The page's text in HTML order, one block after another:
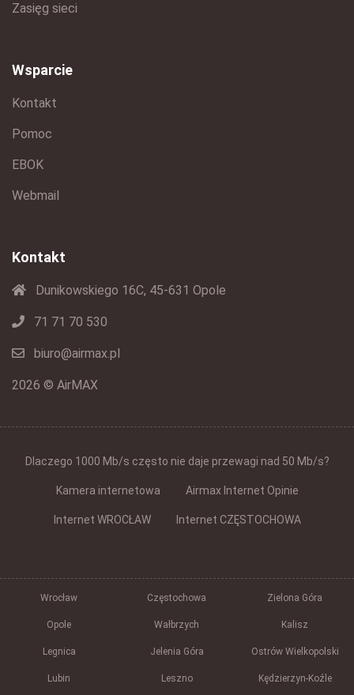
Zasięg sieci
Wsparcie
Kontakt
Pomoc
EBOK
Webmail
Kontakt
Dunikowskiego 16C, 45-631 Opole
71 71 70 530
biuro@airmax.pl
2026 © AirMAX
Dlaczego 1000 Mb/s często nie daje przewagi nad 50 Mb/s?
Kamera internetowa Airmax Internet Opinie
Internet WROCŁAW Internet CZĘSTOCHOWA
Wrocław Częstochowa Zielona Góra
Opole Wałbrzych Kalisz
Legnica Jelenia Góra Ostrów Wielkopolski
Lubin Leszno Kędzierzyn-Koźle